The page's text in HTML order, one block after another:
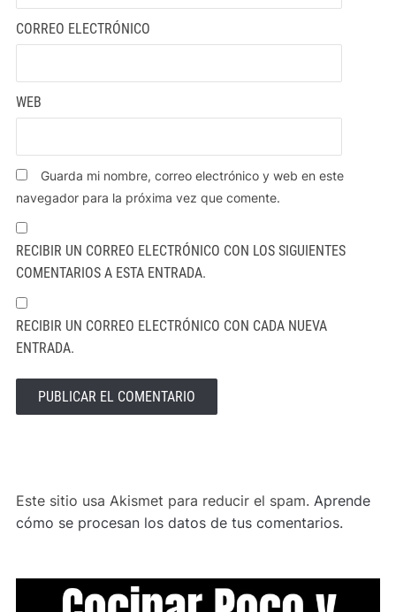
CORREO ELECTRÓNICO
WEB
Guarda mi nombre, correo electrónico y web en este
navegador para la próxima vez que comente.
RECIBIR UN CORREO ELECTRÓNICO CON LOS SIGUIENTES
COMENTARIOS A ESTA ENTRADA.
RECIBIR UN CORREO ELECTRÓNICO CON CADA NUEVA
ENTRADA.
Este sitio usa Akismet para reducir el spam. Aprende
cómo se procesan los datos de tus comentarios.